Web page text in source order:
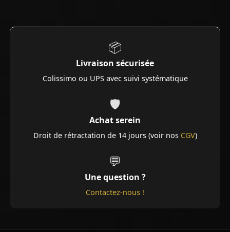
📦
Livraison sécurisée
Colissimo ou UPS avec suivi systématique
🛡️
Achat serein
Droit de rétractation de 14 jours (voir nos CGV)
💬
Une question ?
Contactez-nous !